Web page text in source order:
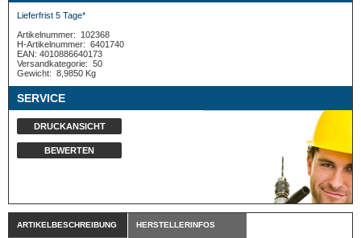
Lieferfrist 5 Tage*
Artikelnummer:
102368
H-Artikelnummer: 6401740
EAN: 4010886640173
Versandkategorie: 50
Gewicht: 8,9850 Kg
SERVICE
DRUCKANSICHT
BEWERTEN
ARTIKELBESCHREIBUNG HERSTELLERINFOS